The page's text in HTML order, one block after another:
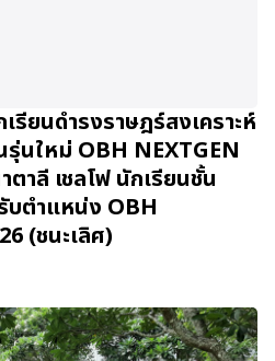
ยนดำรงราษฎร์สงเคราะห์
นใหม่ OBH NEXTGEN
ตาลี เชลโฟ นักเรียนชั้น
บตำแหน่ง OBH
(ชนะเลิศ)